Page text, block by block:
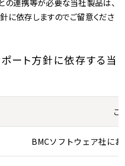
の連携等が必要な当社製品は、
に依存しますのでご留意くださ
ート方針に依存する当
ご
BMCソフトウェア社に